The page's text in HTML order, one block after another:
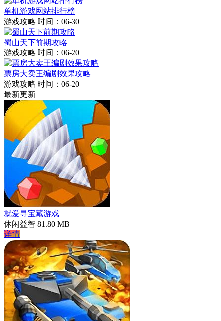
单机游戏网站排行榜
游戏攻略 时间：06-30
蜀山天下前期攻略
游戏攻略 时间：06-20
票房大卖王编剧效果攻略
游戏攻略 时间：06-20
最新更新
就爱寻宝藏游戏
休闲益智 81.80 MB
详情